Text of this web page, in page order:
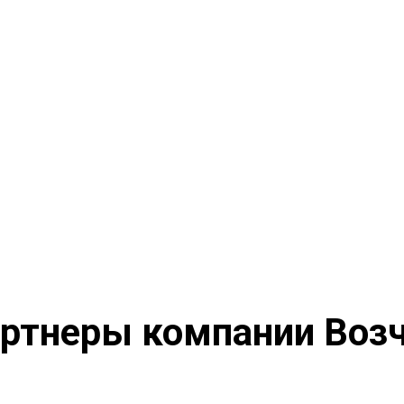
компании